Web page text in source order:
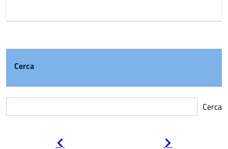
Cerca
Cerca